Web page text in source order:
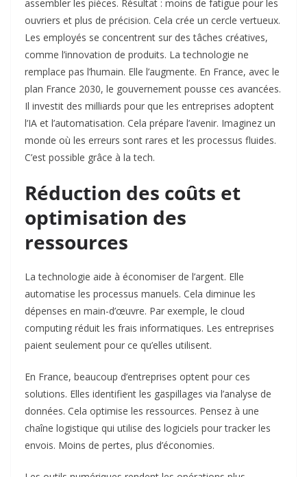
assembler les pièces. Résultat : moins de fatigue pour les
ouvriers et plus de précision. Cela crée un cercle vertueux.
Les employés se concentrent sur des tâches créatives,
comme l’innovation de produits. La technologie ne
remplace pas l’humain. Elle l’augmente. En France, avec le
plan France 2030, le gouvernement pousse ces avancées.
Il investit des milliards pour que les entreprises adoptent
l’IA et l’automatisation. Cela prépare l’avenir. Imaginez un
monde où les erreurs sont rares et les processus fluides.
C’est possible grâce à la tech.
Réduction des coûts et
optimisation des
ressources
La technologie aide à économiser de l’argent. Elle
automatise les processus manuels. Cela diminue les
dépenses en main-d’œuvre. Par exemple, le cloud
computing réduit les frais informatiques. Les entreprises
paient seulement pour ce qu’elles utilisent.
En France, beaucoup d’entreprises optent pour ces
solutions. Elles identifient les gaspillages via l’analyse de
données. Cela optimise les ressources. Pensez à une
chaîne logistique qui utilise des logiciels pour tracker les
envois. Moins de pertes, plus d’économies.